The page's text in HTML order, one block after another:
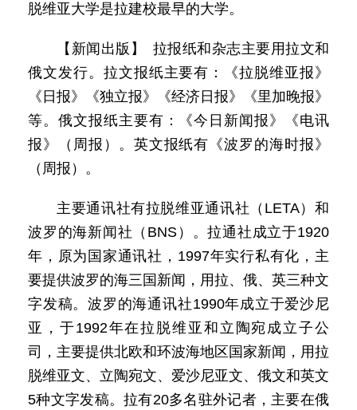
脱维亚大学是拉建校最早的大学。
【新闻出版】 拉报纸和杂志主要用拉文和
俄文发行。拉文报纸主要有：《拉脱维亚报》
《日报》《独立报》《经济日报》《里加晚报》
等。俄文报纸主要有：《今日新闻报》《电讯
报》（周报）。英文报纸有《波罗的海时报》
（周报）。
主要通讯社有拉脱维亚通讯社（LETA）和
波罗的海新闻社（BNS）。拉通社成立于1920
年，原为国家通讯社，1997年实行私有化，主
要提供波罗的海三国新闻，用拉、俄、英三种文
字发稿。波罗的海通讯社1990年成立于爱沙尼
亚，于1992年在拉脱维亚和立陶宛成立子公
司，主要提供北欧和环波海地区国家新闻，用拉
脱维亚文、立陶宛文、爱沙尼亚文、俄文和英文
5种文字发稿。拉有20多名驻外记者，主要在俄